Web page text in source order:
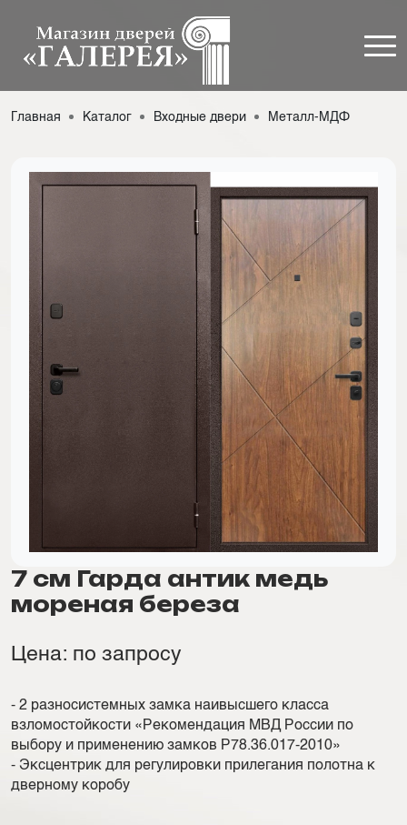
Главная Каталог Входные двери Металл-МДФ
7 см Гарда антик медь
мореная береза
Цена: по запросу
- 2 разносистемных замка наивысшего класса
взломостойкости «Рекомендация МВД России по
выбору и применению замков Р78.36.017-2010»
- Эксцентрик для регулировки прилегания полотна к
дверному коробу